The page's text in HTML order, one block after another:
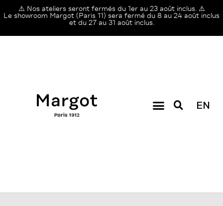
⚠️ Nos ateliers seront fermés du 1er au 23 août inclus. ⚠️
Le showroom Margot (Paris 11) sera fermé du 8 au 24 août inclus
et du 27 au 31 août inclus.
EN